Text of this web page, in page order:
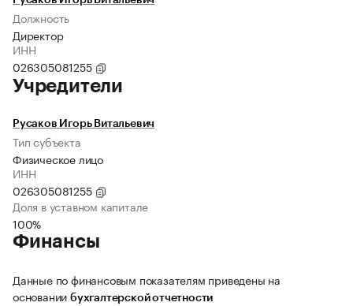
Должность
Директор
ИНН
026305081255
Учредители
Русаков Игорь Витальевич
Тип субъекта
Физическое лицо
ИНН
026305081255
Доля в уставном капитале
100%
Финансы
Данные по финансовым показателям приведены на
основании бухгалтерской отчетности